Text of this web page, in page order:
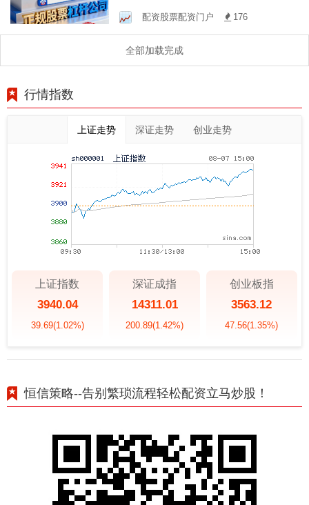
平台资金安全吗的估值区间
校准方法围绕
配资股票配资门户 176
全部加载完成
行情指数
上证走势 深证走势 创业走势
上证指数
3940.04
39.69(1.02%)
深证成指
14311.01
200.89(1.42%)
创业板指
3563.12
47.56(1.35%)
恒信策略--告别繁琐流程轻松配资立马炒股！